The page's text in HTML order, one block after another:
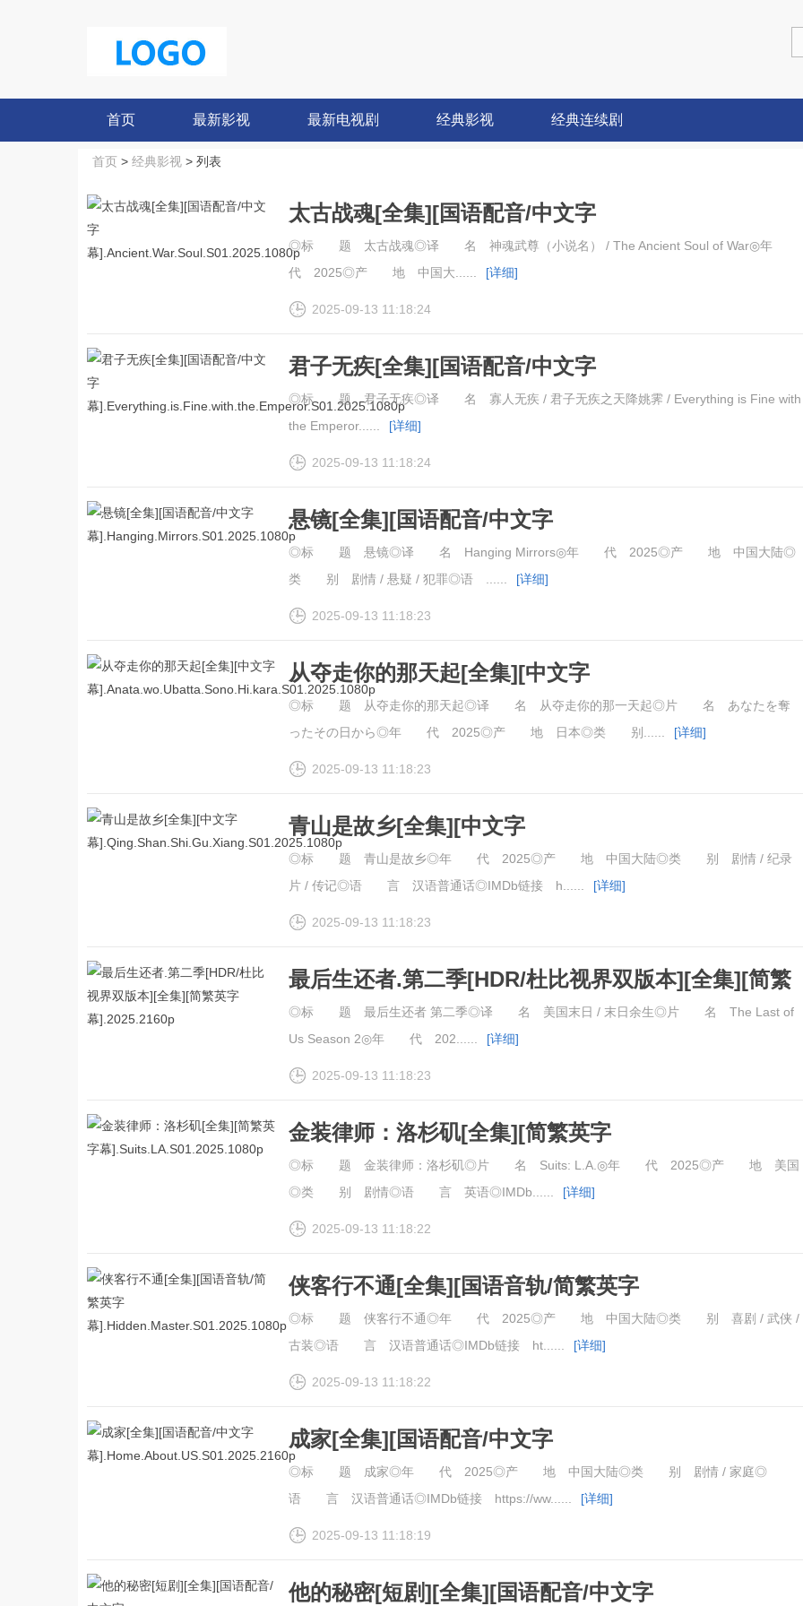
首页 最新影视 最新电视剧 经典影视 经典连续剧
首页 > 经典影视 > 列表
太古战魂[全集][国语配音/中文字
幕].Ancient.War.Soul.S01.2025.1080p
◎标 题 太古战魂◎译 名 神魂武尊（小说名） / The Ancient Soul of War◎年
代 2025◎产 地 中国大......
[详细]
2025-09-13 11:18:24
君子无疾[全集][国语配音/中文字
幕
◎标 题 君子无疾◎译 名 寡人无疾 / 君子无疾之天降姚霁 / Everything is Fine with
the Emperor......
[详细]
2025-09-13 11:18:24
悬镜[全集][国语配音/中文字
幕].Hanging.Mirrors.S01.2025.1080p
◎标 题 悬镜◎译 名 Hanging Mirrors◎年 代 2025◎产 地 中国大陆◎
类 别 剧情 / 悬疑 / 犯罪◎语 ......
[详细]
2025-09-13 11:18:23
从夺走你的那天起[全集][中文字
幕].Anata.wo.Ubatta.Sono.Hi.kara.S01.2025.1080p
◎标 题 从夺走你的那天起◎译 名 从夺走你的那一天起◎片 名 あなたを奪
ったその日から◎年 代 2025◎产 地 日本◎类 别......
[详细]
2025-09-13 11:18:23
青山是故乡[全集][中文字
幕].Qing.Shan.Shi.Gu.Xiang.S01.2025.1080p
◎标 题 青山是故乡◎年 代 2025◎产 地 中国大陆◎类 别 剧情 / 纪录
片 / 传记◎语 言 汉语普通话◎IMDb链接 h......
[详细]
2025-09-13 11:18:23
最后生还者.第二季[HDR/杜比视界双版本][全集][简繁
英字幕].2025.2160p
◎标 题 最后生还者 第二季◎译 名 美国末日 / 末日余生◎片 名 The Last of
Us Season 2◎年 代 202......
[详细]
2025-09-13 11:18:23
金装律师：洛杉矶[全集][简繁英字
幕].Suits.LA.S01.2025.1080p
◎标 题 金装律师：洛杉矶◎片 名 Suits: L.A.◎年 代 2025◎产 地 美国
◎类 别 剧情◎语 言 英语◎IMDb......
[详细]
2025-09-13 11:18:22
侠客行不通[全集][国语音轨/简繁英字
幕].Hidden.Master.S01.2025.1080p
◎标 题 侠客行不通◎年 代 2025◎产 地 中国大陆◎类 别 喜剧 / 武侠 /
古装◎语 言 汉语普通话◎IMDb链接 ht......
[详细]
2025-09-13 11:18:22
成家[全集][国语配音/中文字
幕].Home.About.US.S01.2025.2160p
◎标 题 成家◎年 代 2025◎产 地 中国大陆◎类 别 剧情 / 家庭◎
语 言 汉语普通话◎IMDb链接 https://ww......
[详细]
2025-09-13 11:18:19
他的秘密[短剧][全集][国语配音/中文字